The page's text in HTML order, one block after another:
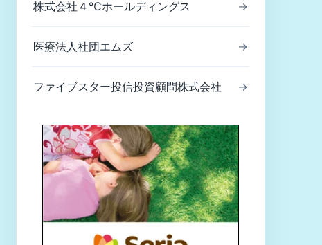
株式会社４℃ホールディングス →
医療法人社団エムズ →
ファイブスター投信投資顧問株式会社 →